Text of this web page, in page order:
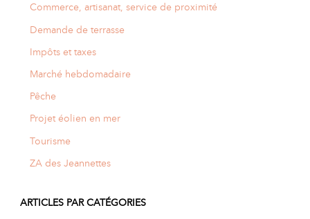
Commerce, artisanat, service de proximité
Demande de terrasse
Impôts et taxes
Marché hebdomadaire
Pêche
Projet éolien en mer
Tourisme
ZA des Jeannettes
ARTICLES PAR CATÉGORIES